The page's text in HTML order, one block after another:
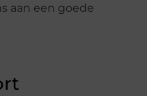
aan een goede